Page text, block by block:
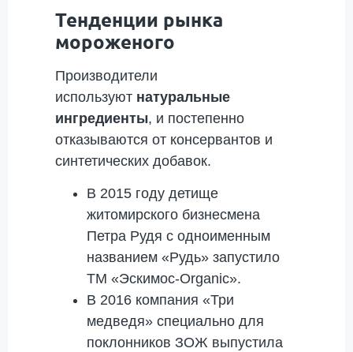
Тенденции рынка
мороженого
Производители
используют натуральные
ингредиенты, и постепенно
отказываются от консервантов и
синтетических добавок.
В 2015 году детище
житомирского бизнесмена
Петра Рудя с одноименным
названием «Рудь» запустило
ТМ «Эскимос-Organic».
В 2016 компания «Три
медведя» специально для
поклонников ЗОЖ выпустила